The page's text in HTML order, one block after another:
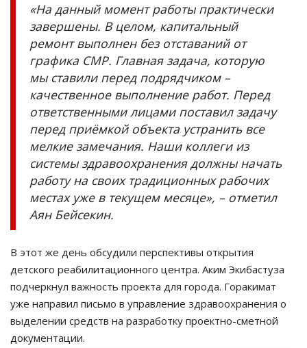
«На данный момент работы практически
завершены. В целом, капитальный
ремонт выполнен без отставаний от
графика СМР. Главная задача, которую
мы ставили перед подрядчиком –
качественное выполнение работ. Перед
ответственными лицами поставил задачу
перед приёмкой объекта устранить все
мелкие замечания. Наши коллеги из
системы здравоохранения должны начать
работу на своих традиционных рабочих
местах уже в текущем месяце», – отметил
Аян Бейсекин.
В этот же день обсудили перспективы открытия
детского реабилитационного центра. Аким Экибастуза
подчеркнул важность проекта для города. Горакимат
уже направил письмо в управление здравоохранения о
выделении средств на разработку проектно-сметной
документации.